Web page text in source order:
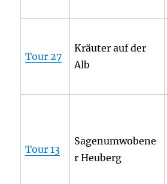
Tour 27
Kräuter auf der
Alb
Tour 13
Sagenumwobene
r Heuberg